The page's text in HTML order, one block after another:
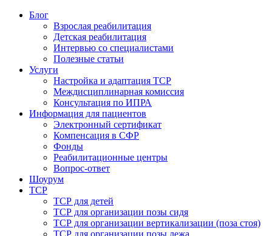
Блог
Взрослая реабилитация
Детская реабилитация
Интервью со специалистами
Полезные статьи
Услуги
Настройка и адаптация ТСР
Междисциплинарная комиссия
Консультация по ИПРА
Информация для пациентов
Электронный сертификат
Компенсация в СФР
Фонды
Реабилитационные центры
Вопрос-ответ
Шоурум
ТСР
ТСР для детей
ТСР для организации позы сидя
ТСР для организации вертикализации (поза стоя)
ТСР для организации позы лежа